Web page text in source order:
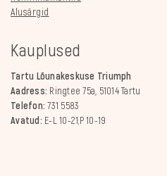
Alusärgid
Kauplused
Tartu Lõunakeskuse Triumph
Aadress: Ringtee 75a, 51014 Tartu
Telefon: 731 5583
Avatud: E-L 10-21;P 10-19